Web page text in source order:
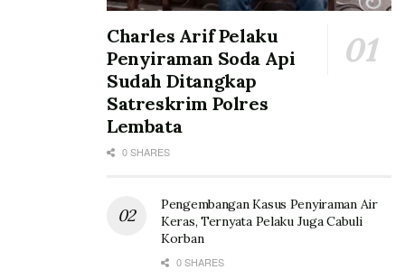
Charles Arif Pelaku
Penyiraman Soda Api
Sudah Ditangkap
Satreskrim Polres
Lembata
0 SHARES
Pengembangan Kasus Penyiraman Air
Keras, Ternyata Pelaku Juga Cabuli
Korban
0 SHARES